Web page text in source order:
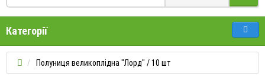
Категорії
Полуниця великоплідна "Лорд" / 10 шт